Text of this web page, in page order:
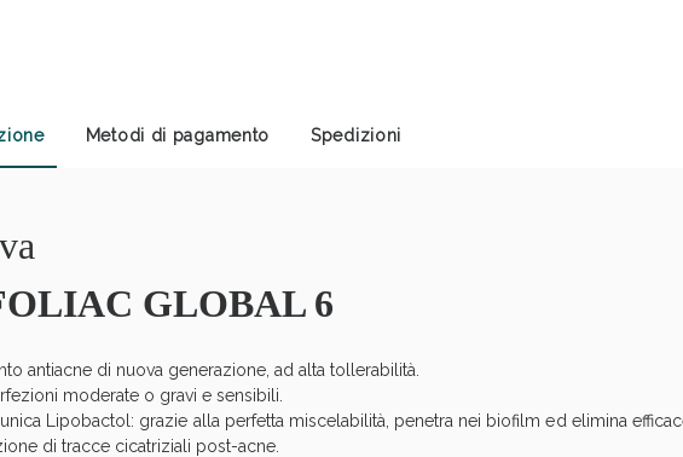
Metodi di pagamento Spedizioni
GLOBAL 6
antiacne di nuova generazione, ad alta tollerabilità.
moderate o gravi e sensibili.
Lipobactol: grazie alla perfetta miscelabilità, penetra nei biofilm ed elimina
di tracce cicatriziali post-acne.
Anticellulite e Fanghi: Sconto fino al